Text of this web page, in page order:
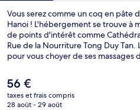
Vous serez comme un coq en pâte
Hanoi ! L'hébergement se trouve à
de points d'intérêt comme
Rue de la Nourriture Tong Duy Tan.
pour vous choyer de ses massages
petits avantages de cet
snack-bar/une épicerie fine. Les
personnel attentionné et
Le
prix
actuel
56 €
taxes et frais compris
28 août - 29 août